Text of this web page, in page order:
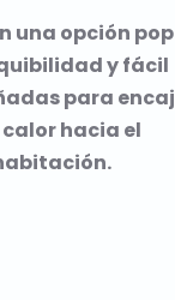
una opción
y fácil
para
hacia el